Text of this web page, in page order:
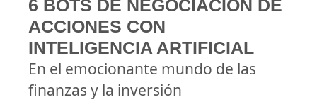
6 BOTS DE NEGOCIACIÓN DE
ACCIONES CON
INTELIGENCIA ARTIFICIAL
En el emocionante mundo de las
finanzas y la inversión